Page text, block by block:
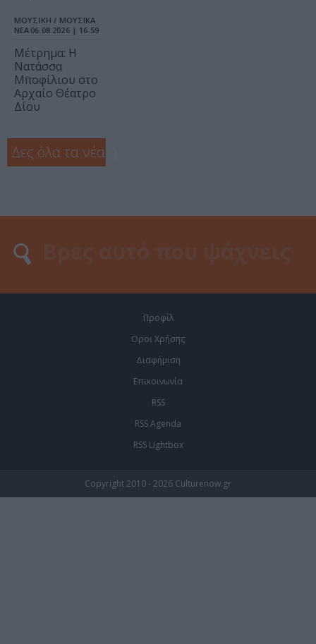
ΜΟΥΣΙΚΗ / ΜΟΥΣΙΚΑ
ΝΕΑ 06.08.2026 | 16.59
Μέτρημα: Η
Νατάσσα
Μποφίλιου στο
Αρχαίο Θέατρο
Δίου
Δες όλα τα νέα
Προφίλ
Οροι Χρήσης
Διαφήμιση
Επικοινωνία
RSS
RSS Agenda
RSS Lightbox
Copyright 2010 - 2026 Culturenow.gr